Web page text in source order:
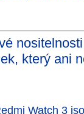
který ani
Watch 3